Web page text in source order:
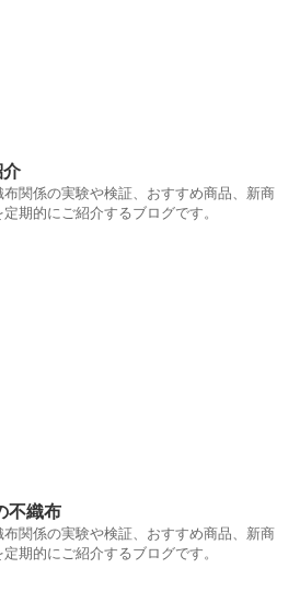
介
関係の実験や検証、おすすめ商品、新商
期的にご紹介するブログです。
不織布
関係の実験や検証、おすすめ商品、新商
期的にご紹介するブログです。